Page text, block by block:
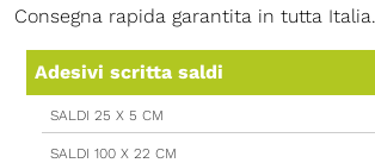
Consegna rapida garantita in tutta Italia.
Adesivi scritta saldi
SALDI 25 X 5 CM
SALDI 100 X 22 CM